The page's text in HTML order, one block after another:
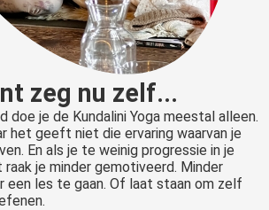
zeg nu zelf...
doe je de Kundalini Yoga meestal alleen.
het geeft niet die ervaring waarvan je
En als je te weinig progressie in je
raak je minder gemotiveerd. Minder
een les te gaan. Of laat staan om zelf